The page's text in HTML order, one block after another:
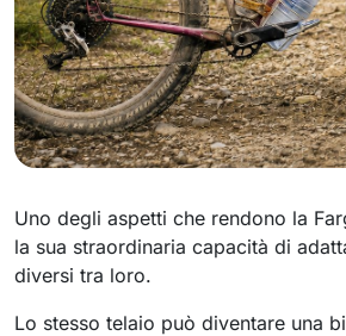
Uno degli aspetti che rendono la
la sua straordinaria capacità di
diversi tra loro.
Lo stesso telaio può diventare una